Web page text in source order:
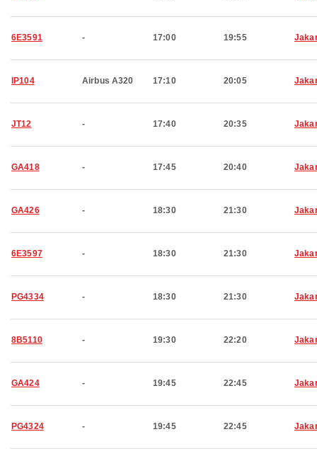
6E3591 - 17:00 19:55
IP104 Airbus A320 17:10 20:05
JT12 - 17:40 20:35
GA418 - 17:45 20:40
GA426 - 18:30 21:30
6E3597 - 18:30 21:30
PG4334 - 18:30 21:30
8B5110 - 19:30 22:20
GA424 - 19:45 22:45
PG4324 - 19:45 22:45